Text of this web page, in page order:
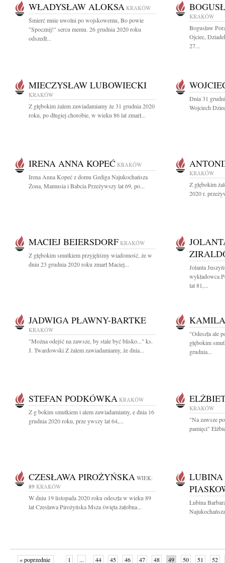
WŁADYSŁAW ALOKSA KRAKÓW
Śmierć mnie uwolni po wojskowemu, Bo powie
"Spocznij!" sercu memu. 26 grudnia 2020 roku
odszedł...
KRAKÓW
Bogusław
Ojciec,
27...
MIECZYSŁAW LUBOWIECKI
KRAKÓW
Z głębokim żalem zawiadamiamy że 31 grudnia 2020
roku, po długiej chorobie, w wieku 86 lat zmarł...
Dnia 31
Wojciech
IRENA ANNA KOPEĆ KRAKÓW
Irena Anna Kopeć z domu Gediga Najukochańsza
Żona, Mamusia i Babcia Przeżywszy lat 69, po...
KRAKÓW
Z głębokim
2020 r.
MACIEJ BEIERSDORF KRAKÓW
Z głębokim smutkiem przyjęliśmy wiadomość, że w
dniu 23 grudnia 2020 roku zmarł Maciej...
Jolanta
wykładowca
lat 81,...
JADWIGA PŁAWNY-BARTKE
KRAKÓW
"Można odejść na zawsze, by stale być blisko..." ks.
J. Twardowski Z żalem zawiadamiamy, że dnia...
"Odeszła ale
głębokim
grudnia...
STEFAN PODKÓWKA KRAKÓW
Z g bokim smutkiem i alem zawiadamiamy, e dnia 16
grudnia 2020 roku, prze ywszy lat 64,...
KRAKÓW
"Na zawsze
pamięci"
CZESŁAWA PIROŻYŃSKA WIEK:
89 KRAKÓW
W dniu 19 listopada 2020 roku odeszła w wieku 89
lat Czesława Pirożyńska Msza święta żałobna...
LUBINA
Lubina
« poprzednie 1 ... 44 45 46 47 48 49 50 51 52